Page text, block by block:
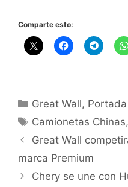
Comparte esto:
Great Wall, Portada
Camionetas Chinas,
Great Wall
marca Premium
Chery se une con